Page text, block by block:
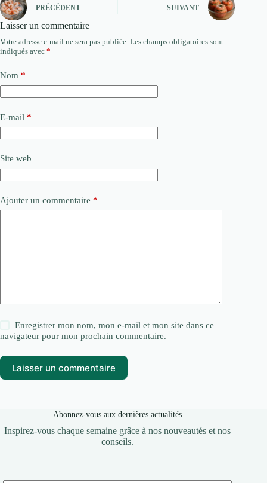
PRÉCÉDENT SUIVANT
Laisser un commentaire
Votre adresse e-mail ne sera pas publiée. Les champs obligatoires sont
indiqués avec *
Nom *
E-mail *
Site web
Ajouter un commentaire *
Enregistrer mon nom, mon e-mail et mon site dans ce
navigateur pour mon prochain commentaire.
Laisser un commentaire
Abonnez-vous aux dernières actualités
Inspirez-vous chaque semaine grâce à nos nouveautés et nos
conseils.